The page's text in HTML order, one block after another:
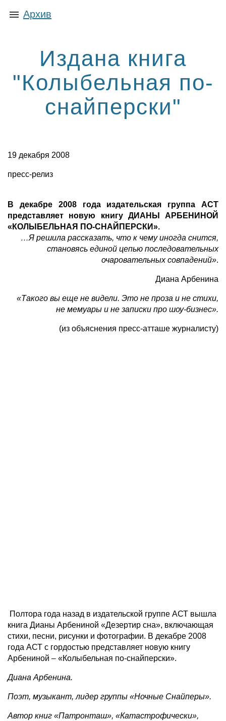
Архив
Издана книга
"Колыбельная по-
снайперски"
19 декабря 2008
пресс-релиз
В декабре 2008 года издательская группа АСТ
представляет новую книгу ДИАНЫ АРБЕНИНОЙ
«КОЛЫБЕЛЬНАЯ ПО-СНАЙПЕРСКИ».
…Я решила рассказать, что к чему иногда снится,
становясь единой цепью последовательных
очаровательных совпадений».
Диана Арбенина
«Такого вы еще не видели. Это не проза и не стихи,
не мемуары и не записки про шоу-бизнес».
(из объяснения пресс-атташе журналисту)
Полтора года назад в издательской группе АСТ вышла
книга Дианы Арбениной «Дезертир сна», включающая
стихи, песни, рисунки и фотографии. В декабре 2008
года АСТ с гордостью представляет новую книгу
Арбениной – «Колыбельная по-снайперски».
Диана Арбенина.
Поэт, музыкант, лидер группы «Ночные Снайперы».
Автор книг «Патронташ», «Катастрофически»,